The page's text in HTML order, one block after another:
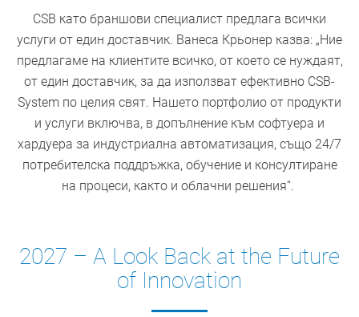
CSB като браншови специалист предлага всички
услуги от един доставчик. Ванеса Крьонер казва: „Ние
предлагаме на клиентите всичко, от което се нуждаят,
от един доставчик, за да използват ефективно CSB-
System по целия свят. Нашето портфолио от продукти
и услуги включва, в допълнение към софтуера и
хардуера за индустриална автоматизация, също 24/7
потребителска поддръжка, обучение и консултиране
на процеси, както и облачни решения“.
2027 – A Look Back at the Future
of Innovation